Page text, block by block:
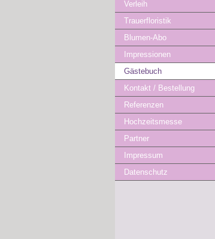
Verleih
Trauerfloristik
Blumen-Abo
Impressionen
Gästebuch
Kontakt / Bestellung
Referenzen
Hochzeitsmesse
Partner
Impressum
Datenschutz